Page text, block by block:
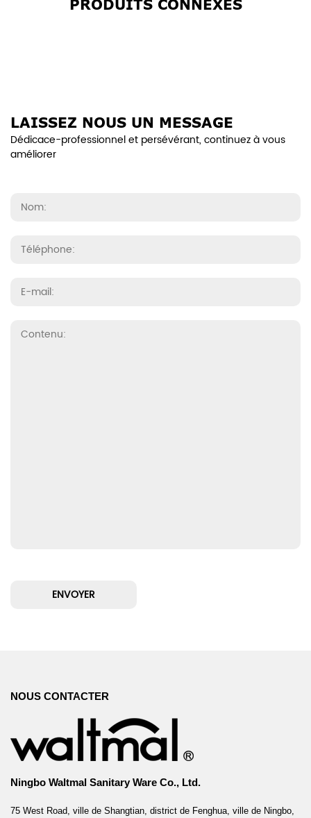
PRODUITS CONNEXES
LAISSEZ NOUS UN MESSAGE
Dédicace-professionnel et persévérant, continuez à vous
améliorer
NOUS CONTACTER
Ningbo Waltmal Sanitary Ware Co., Ltd.
75 West Road, ville de Shangtian, district de Fenghua, ville de Ningbo,